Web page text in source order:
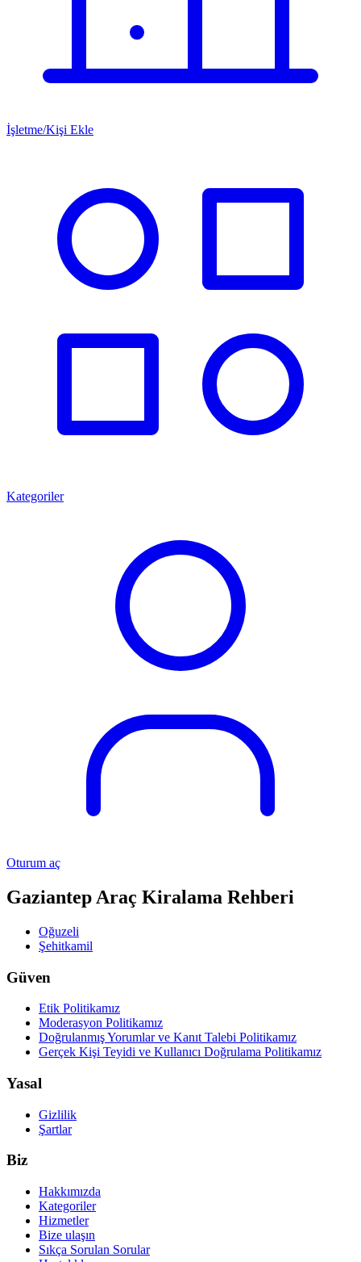
İşletme/Kişi Ekle
Kategoriler
Oturum aç
Gaziantep Araç Kiralama Rehberi
Oğuzeli
Şehitkamil
Güven
Etik Politikamız
Moderasyon Politikamız
Doğrulanmış Yorumlar ve Kanıt Talebi Politikamız
Gerçek Kişi Teyidi ve Kullanıcı Doğrulama Politikamız
Yasal
Gizlilik
Şartlar
Biz
Hakkımızda
Kategoriler
Hizmetler
Bize ulaşın
Sıkça Sorulan Sorular